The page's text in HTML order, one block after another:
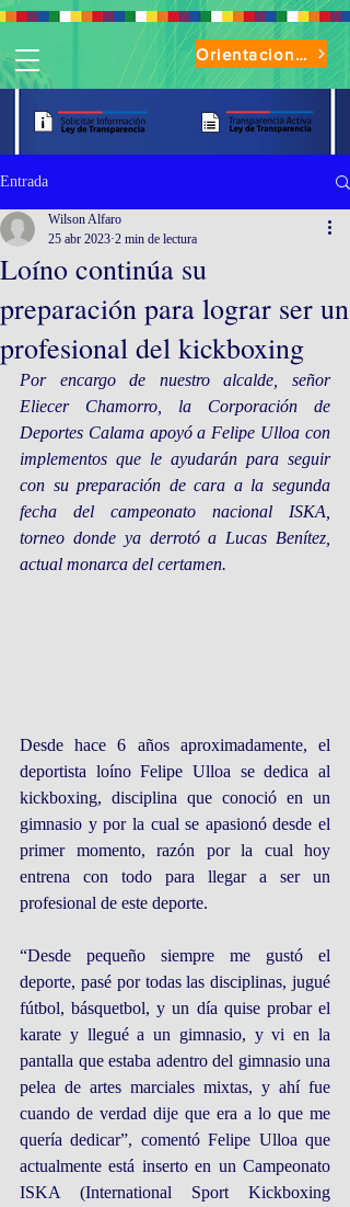
Orientaciones de Uso Parque Oasis
Entrada
Loíno continúa su
preparación para lograr ser un
profesional del kickboxing
Wilson Alfaro
25 abr 2023 2 min de lectura
Por encargo de nuestro alcalde, señor
Eliecer Chamorro, la Corporación de
Deportes Calama apoyó a Felipe Ulloa con
implementos que le ayudarán para seguir
con su preparación de cara a la segunda
fecha del campeonato nacional ISKA,
torneo donde ya derrotó a Lucas Benítez,
actual monarca del certamen.
Desde hace 6 años aproximadamente, el
deportista loíno Felipe Ulloa se dedica al
kickboxing, disciplina que conoció en un
gimnasio y por la cual se apasionó desde el
primer momento, razón por la cual hoy
entrena con todo para llegar a ser un
profesional de este deporte.
“Desde pequeño siempre me gustó el
deporte, pasé por todas las disciplinas, jugué
fútbol, básquetbol, y un día quise probar el
karate y llegué a un gimnasio, y vi en la
pantalla que estaba adentro del gimnasio una
pelea de artes marciales mixtas, y ahí fue
cuando de verdad dije que era a lo que me
quería dedicar”, comentó Felipe Ulloa que
actualmente está inserto en un Campeonato
ISKA (International Sport Kickboxing